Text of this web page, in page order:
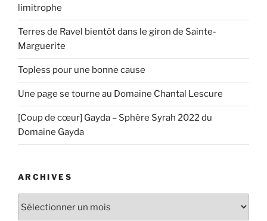
limitrophe
Terres de Ravel bientôt dans le giron de Sainte-
Marguerite
Topless pour une bonne cause
Une page se tourne au Domaine Chantal Lescure
[Coup de cœur] Gayda – Sphère Syrah 2022 du
Domaine Gayda
ARCHIVES